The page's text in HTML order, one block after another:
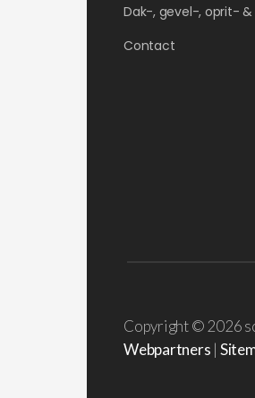
Dak-, gevel-, oprit-
Contact
Copyright © 2026
Webpartners |